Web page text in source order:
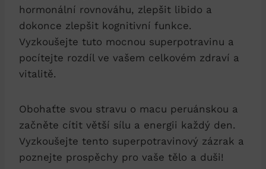
hormonální rovnováhu, zlepšit libido a
dokonce zlepšit kognitivní funkce.
Vyzkoušejte tuto mocnou superpotravinu a
pocítejte rozdíl ve vašem celkovém zdraví a
vitalitě.
Obohaťte svou stravu o macu peruánskou a
začněte cítit větší sílu a energii každý den.
Vyzkoušejte tento superpotravinový zázrak a
poznejte prospěchy pro vaše tělo a duši!